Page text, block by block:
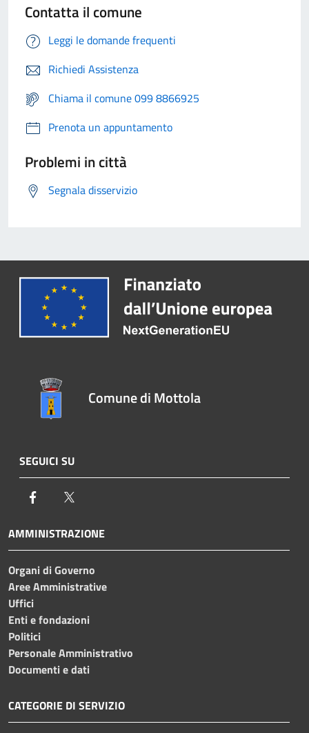
Contatta il comune
Leggi le domande frequenti
Richiedi Assistenza
Chiama il comune 099 8866925
Prenota un appuntamento
Problemi in città
Segnala disservizio
Comune di Mottola
SEGUICI SU
Facebook
AMMINISTRAZIONE
Organi di Governo
Aree Amministrative
Uffici
Enti e fondazioni
Politici
Personale Amministrativo
Documenti e dati
CATEGORIE DI SERVIZIO